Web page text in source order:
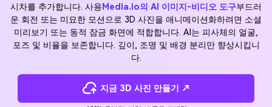
시차를 추가합니다. 사용 Media.io의 AI 이미지-비디오 도구부드러
운 회전 또는 미묘한 모션으로 3D 사진을 애니메이션화하려면 소셜
미리보기 또는 동적 잠금 화면에 적합합니다. AI는 피사체의 얼굴,
포즈 및 비율을 보존합니다. 깊이, 조명 및 배경 분리만 향상시킵니
다.
지금 3D 사진 만들기 ↗